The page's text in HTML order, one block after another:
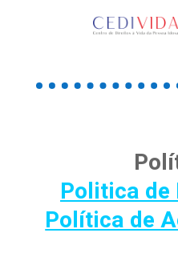
Politica de
Política de